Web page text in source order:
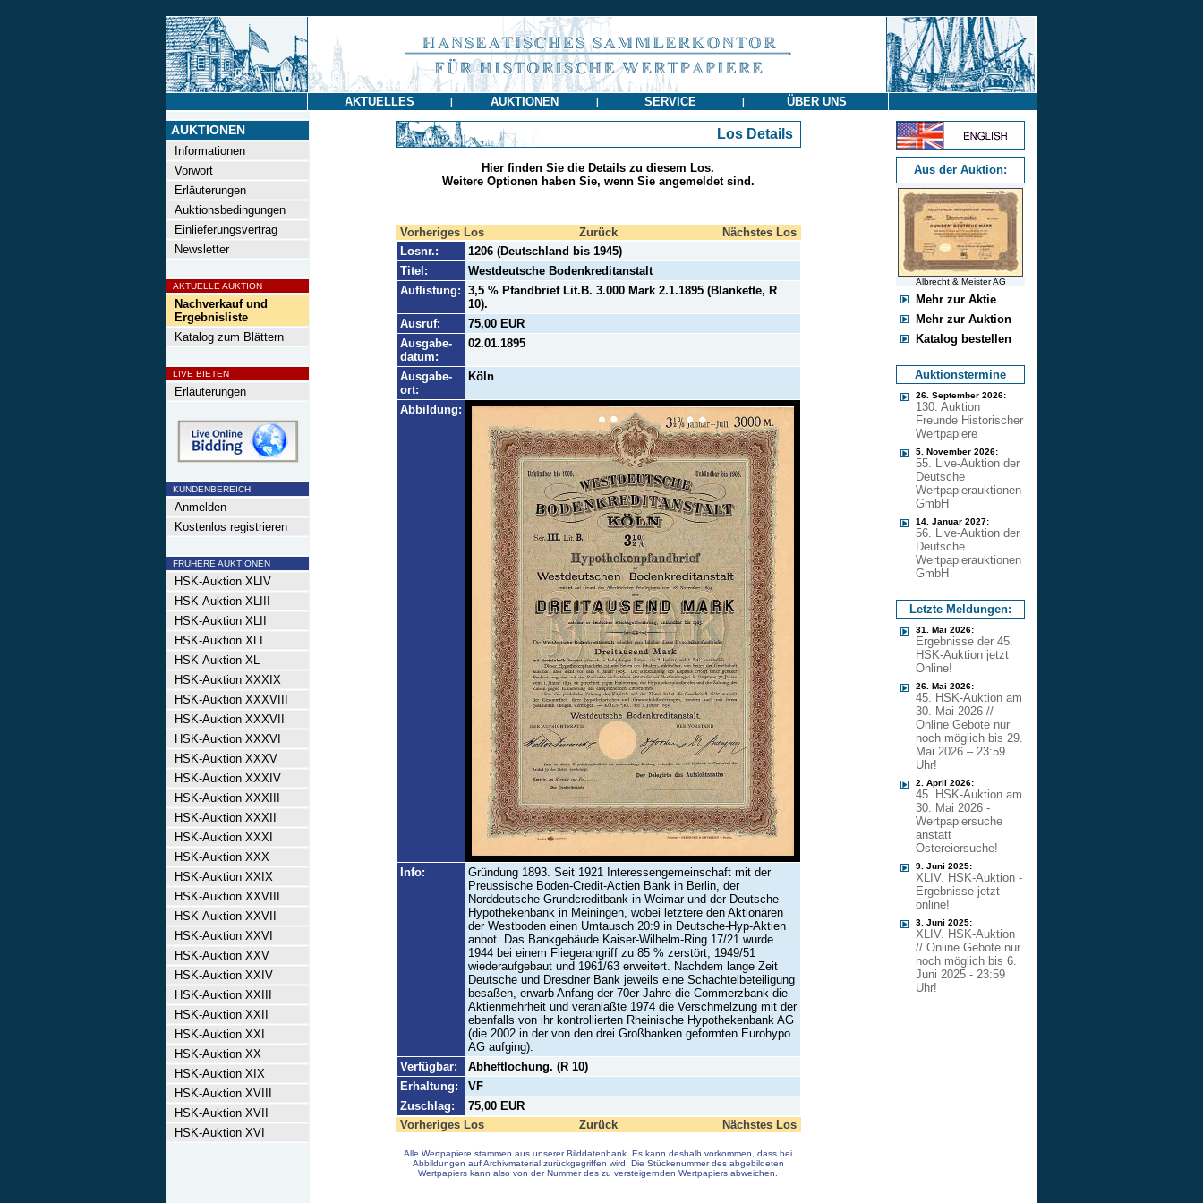
AKTUELLES | AUKTIONEN | SERVICE | ÜBER UNS
AUKTIONEN
Informationen
Vorwort
Erläuterungen
Auktionsbedingungen
Einlieferungsvertrag
Newsletter
AKTUELLE AUKTION
Nachverkauf und
Ergebnisliste
Katalog zum Blättern
LIVE BIETEN
Erläuterungen
KUNDENBEREICH
Anmelden
Kostenlos registrieren
FRÜHERE AUKTIONEN
HSK-Auktion XLIV
HSK-Auktion XLIII
HSK-Auktion XLII
HSK-Auktion XLI
HSK-Auktion XL
HSK-Auktion XXXIX
HSK-Auktion XXXVIII
HSK-Auktion XXXVII
HSK-Auktion XXXVI
HSK-Auktion XXXV
HSK-Auktion XXXIV
HSK-Auktion XXXIII
HSK-Auktion XXXII
HSK-Auktion XXXI
HSK-Auktion XXX
HSK-Auktion XXIX
HSK-Auktion XXVIII
HSK-Auktion XXVII
HSK-Auktion XXVI
HSK-Auktion XXV
HSK-Auktion XXIV
HSK-Auktion XXIII
HSK-Auktion XXII
HSK-Auktion XXI
HSK-Auktion XX
HSK-Auktion XIX
HSK-Auktion XVIII
HSK-Auktion XVII
HSK-Auktion XVI
Los Details
Hier finden Sie die Details zu diesem Los.
Weitere Optionen haben Sie, wenn Sie angemeldet sind.
Vorheriges Los Zurück
Nächstes Los
Losnr.:
1206 (Deutschland bis 1945)
Titel:
Westdeutsche Bodenkreditanstalt
Auflistung: 3,5 % Pfandbrief Lit.B. 3.000 Mark 2.1.1895 (Blankette, R
10).
Ausruf:
75,00 EUR
Ausgabe-
datum:
02.01.1895
Ausgabe-
ort:
Köln
Abbildung:
Info:
Gründung 1893. Seit 1921 Interessengemeinschaft mit der
Preussische Boden-Credit-Actien Bank in Berlin, der
Norddeutsche Grundcreditbank in Weimar und der Deutsche
Hypothekenbank in Meiningen, wobei letztere den Aktionären
der Westboden einen Umtausch 20:9 in Deutsche-Hyp-Aktien
anbot. Das Bankgebäude Kaiser-Wilhelm-Ring 17/21 wurde
1944 bei einem Fliegerangriff zu 85 % zerstört, 1949/51
wiederaufgebaut und 1961/63 erweitert. Nachdem lange Zeit
Deutsche und Dresdner Bank jeweils eine Schachtelbeteiligung
besaßen, erwarb Anfang der 70er Jahre die Commerzbank die
Aktienmehrheit und veranlaßte 1974 die Verschmelzung mit der
ebenfalls von ihr kontrollierten Rheinische Hypothekenbank AG
(die 2002 in der von den drei Großbanken geformten Eurohypo
AG aufging).
Verfügbar:
Abheftlochung. (R 10)
Erhaltung:
VF
Zuschlag:
75,00 EUR
Vorheriges Los
Zurück Nächstes Los
Alle Wertpapiere stammen aus unserer Bilddatenbank. Es kann deshalb vorkommen, dass bei
Abbildungen auf Archivmaterial zurückgegriffen wird. Die Stückenummer des abgebildeten
Wertpapiers kann also von der Nummer des zu versteigernden Wertpapiers abweichen.
Aus der Auktion:
Albrecht & Meister AG
Mehr zur Aktie
Mehr zur Auktion
Katalog bestellen
Auktionstermine
26. September 2026:
130. Auktion
Freunde Historischer
Wertpapiere
5. November 2026:
55. Live-Auktion der
Deutsche
Wertpapierauktionen
GmbH
14. Januar 2027:
56. Live-Auktion der
Deutsche
Wertpapierauktionen
GmbH
Letzte Meldungen:
31. Mai 2026:
Ergebnisse der 45.
HSK-Auktion jetzt
Online!
26. Mai 2026:
45. HSK-Auktion am
30. Mai 2026 //
Online Gebote nur
noch möglich bis 29.
Mai 2026 – 23:59
Uhr!
2. April 2026:
45. HSK-Auktion am
30. Mai 2026 -
Wertpapiersuche
anstatt
Ostereiersuche!
9. Juni 2025:
XLIV. HSK-Auktion -
Ergebnisse jetzt
online!
3. Juni 2025:
XLIV. HSK-Auktion
// Online Gebote nur
noch möglich bis 6.
Juni 2025 - 23:59
Uhr!